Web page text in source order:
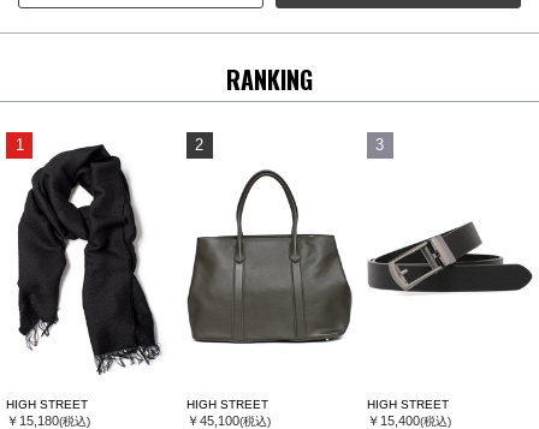
RANKING
1
HIGH STREET
￥15,180(税込)
2
HIGH STREET
￥45,100(税込)
3
HIGH STREET
￥15,400(税込)